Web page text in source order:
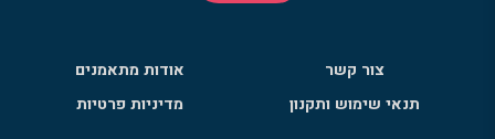
צור קשר
אודות מתאמנים
תנאי שימוש ותקנון
מדיניות פרטיות